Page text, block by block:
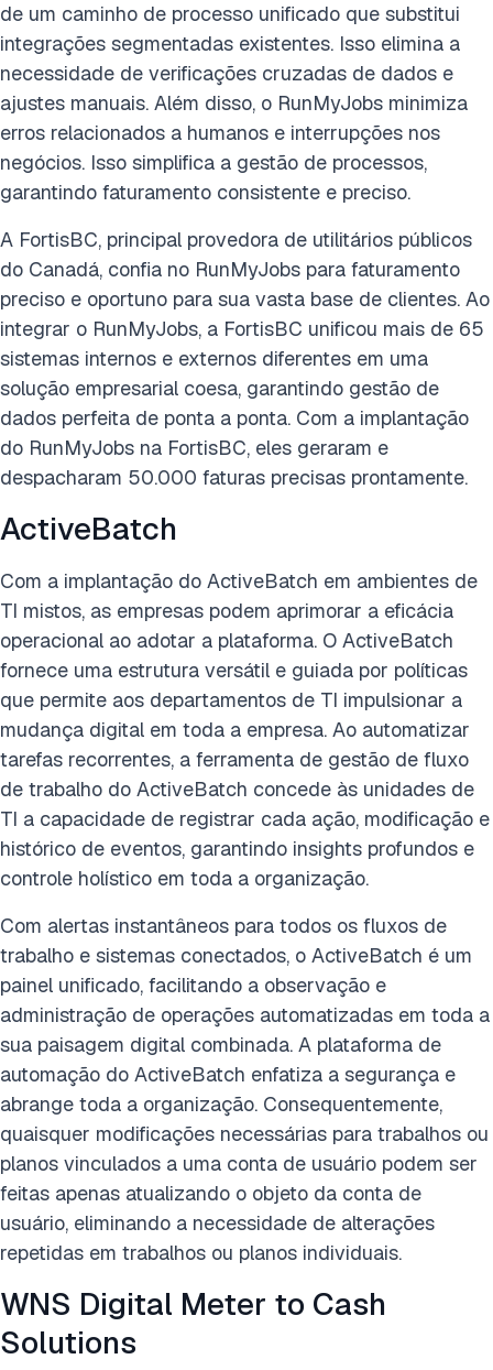
de um caminho de processo unificado que substitui
integrações segmentadas existentes. Isso elimina a
necessidade de verificações cruzadas de dados e
ajustes manuais. Além disso, o RunMyJobs minimiza
erros relacionados a humanos e interrupções nos
negócios. Isso simplifica a gestão de processos,
garantindo faturamento consistente e preciso.
A FortisBC, principal provedora de utilitários públicos
do Canadá, confia no RunMyJobs para faturamento
preciso e oportuno para sua vasta base de clientes. Ao
integrar o RunMyJobs, a FortisBC unificou mais de 65
sistemas internos e externos diferentes em uma
solução empresarial coesa, garantindo gestão de
dados perfeita de ponta a ponta. Com a implantação
do RunMyJobs na FortisBC, eles geraram e
despacharam 50.000 faturas precisas prontamente.
ActiveBatch
Com a implantação do ActiveBatch em ambientes de
TI mistos, as empresas podem aprimorar a eficácia
operacional ao adotar a plataforma. O ActiveBatch
fornece uma estrutura versátil e guiada por políticas
que permite aos departamentos de TI impulsionar a
mudança digital em toda a empresa. Ao automatizar
tarefas recorrentes, a ferramenta de gestão de fluxo
de trabalho do ActiveBatch concede às unidades de
TI a capacidade de registrar cada ação, modificação e
histórico de eventos, garantindo insights profundos e
controle holístico em toda a organização.
Com alertas instantâneos para todos os fluxos de
trabalho e sistemas conectados, o ActiveBatch é um
painel unificado, facilitando a observação e
administração de operações automatizadas em toda a
sua paisagem digital combinada. A plataforma de
automação do ActiveBatch enfatiza a segurança e
abrange toda a organização. Consequentemente,
quaisquer modificações necessárias para trabalhos ou
planos vinculados a uma conta de usuário podem ser
feitas apenas atualizando o objeto da conta de
usuário, eliminando a necessidade de alterações
repetidas em trabalhos ou planos individuais.
WNS Digital Meter to Cash
Solutions